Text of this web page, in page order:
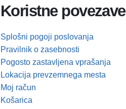
Koristne povezave
Splošni pogoji poslovanja
Pravilnik o zasebnosti
Pogosto zastavljena vprašanja
Lokacija prevzemnega mesta
Moj račun
Košarica